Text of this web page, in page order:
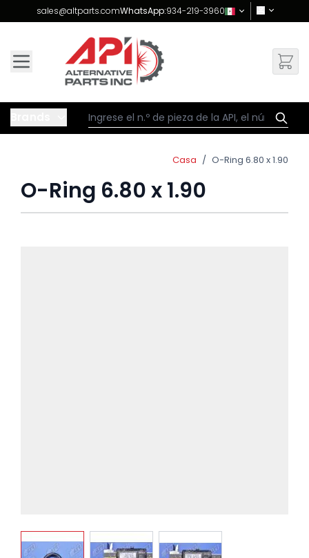
Skip to Content
sales@altparts.comWhatsApp:934-219-3960
Casa / O-Ring 6.80 x 1.90
O-Ring 6.80 x 1.90
View larger imageView larger imageView larger image